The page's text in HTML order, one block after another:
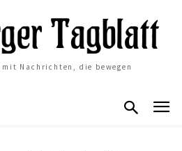
mit Nachrichten, die bewegen